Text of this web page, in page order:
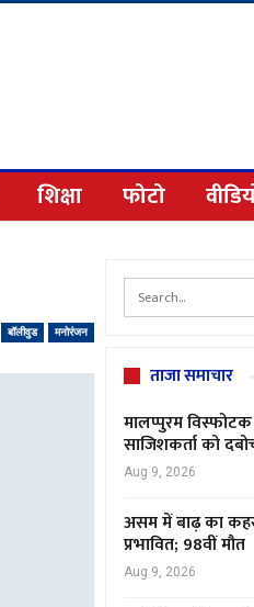
शिक्षा फोटो
बॉलीवुड मनोरंजन
ताजा समाचार
मालप्पुरम
साजिशकर्ता को
Aug 9, 2026
असम में बाढ़ का
प्रभावित; 98वीं मौत
Aug 9, 2026